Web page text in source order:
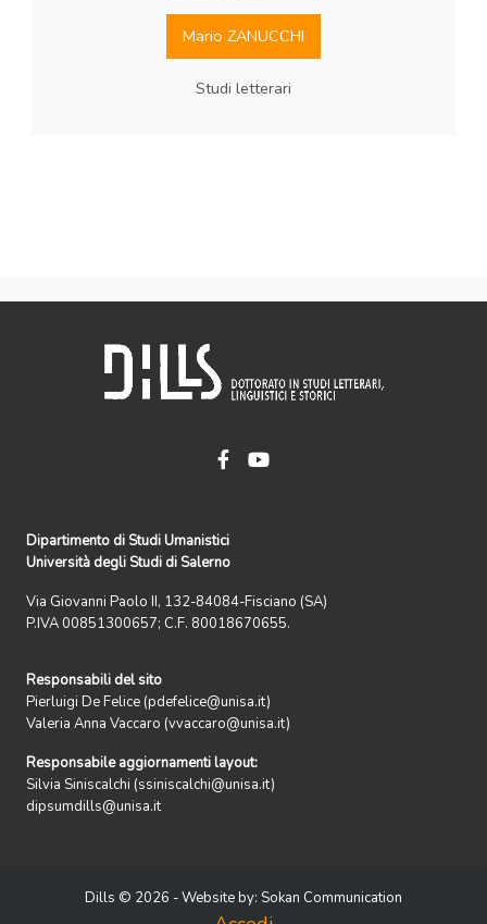
Mario ZANUCCHI
Studi letterari
Dipartimento di Studi Umanistici
Università degli Studi di Salerno
Via Giovanni Paolo II, 132-84084-Fisciano (SA)
P.IVA 00851300657; C.F. 80018670655.
Responsabili del sito
Pierluigi De Felice (pdefelice@unisa.it)
Valeria Anna Vaccaro (vvaccaro@unisa.it)
Responsabile aggiornamenti layout:
Silvia Siniscalchi (ssiniscalchi@unisa.it)
dipsumdills@unisa.it
Dills © 2026 - Website by: Sokan Communication